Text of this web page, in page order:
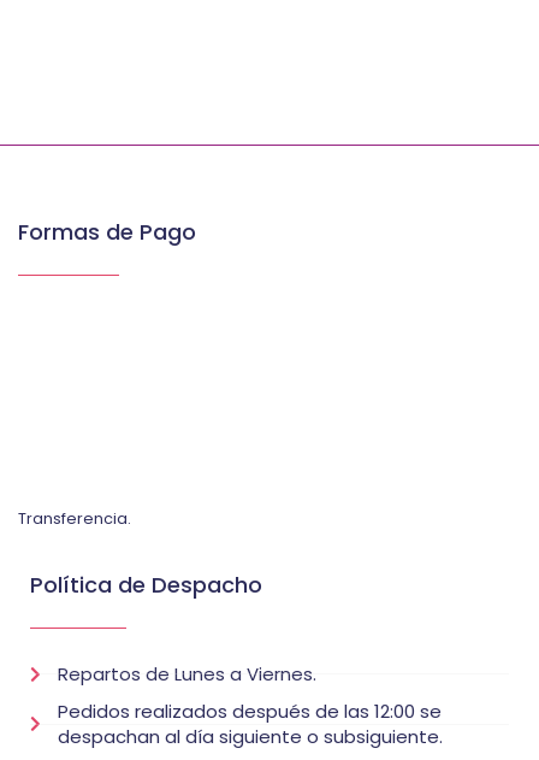
Formas de Pago
Transferencia.
Política de Despacho
Repartos de Lunes a Viernes.
Pedidos realizados después de las 12:00 se
despachan al día siguiente o subsiguiente.